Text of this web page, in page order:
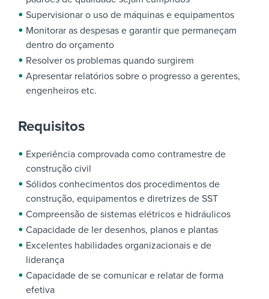
Supervisionar o uso de máquinas e equipamentos
Monitorar as despesas e garantir que permaneçam
dentro do orçamento
Resolver os problemas quando surgirem
Apresentar relatórios sobre o progresso a gerentes,
engenheiros etc.
Requisitos
Experiência comprovada como contramestre de
construção civil
Sólidos conhecimentos dos procedimentos de
construção, equipamentos e diretrizes de SST
Compreensão de sistemas elétricos e hidráulicos
Capacidade de ler desenhos, planos e plantas
Excelentes habilidades organizacionais e de
liderança
Capacidade de se comunicar e relatar de forma
efetiva